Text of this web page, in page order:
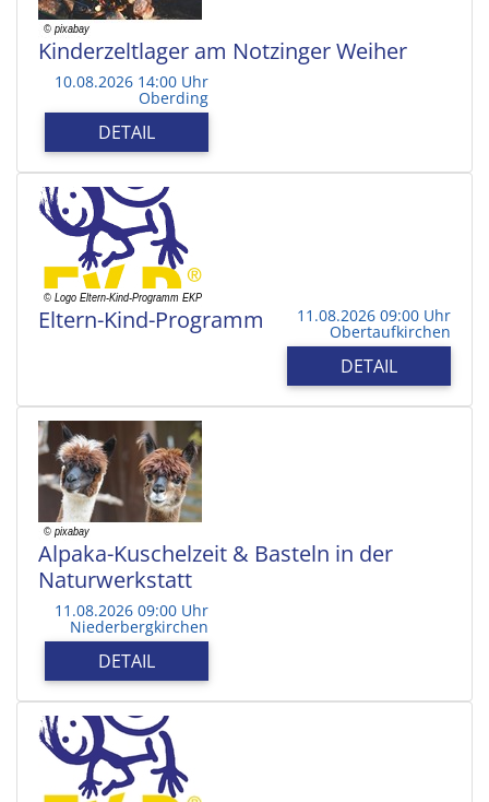
Kinderzeltlager am Notzinger Weiher
10.08.2026 14:00 Uhr
Oberding
DETAIL
Eltern-Kind-Programm 11.08.2026 09:00 Uhr
Obertaufkirchen
DETAIL
Alpaka-Kuschelzeit & Basteln in der
Naturwerkstatt
11.08.2026 09:00 Uhr
Niederbergkirchen
DETAIL